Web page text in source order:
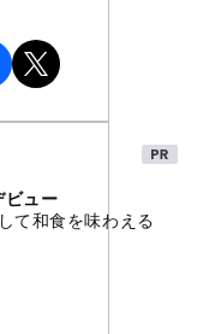
で、機材トラブルの
します。
ビュー
て和食を味わえる